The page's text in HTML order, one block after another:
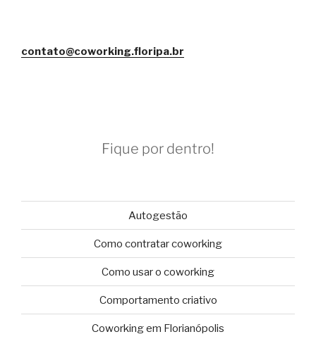
contato@coworking.floripa.br
Fique por dentro!
Autogestão
Como contratar coworking
Como usar o coworking
Comportamento criativo
Coworking em Florianópolis